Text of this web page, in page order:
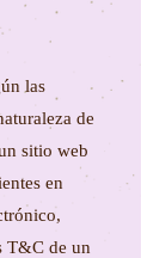
las
de
sitio web
en
T&C de un